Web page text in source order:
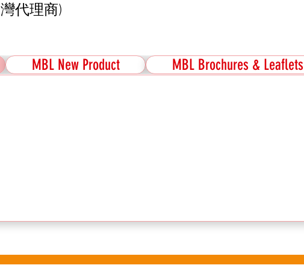
灣代理商)
MBL New Product MBL Brochures & Leaflets